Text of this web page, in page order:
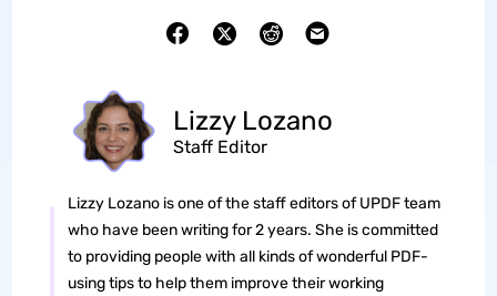
Lizzy Lozano
Staff Editor
Lizzy Lozano is one of the staff editors of UPDF team
who have been writing for 2 years. She is committed
to providing people with all kinds of wonderful PDF-
using tips to help them improve their working